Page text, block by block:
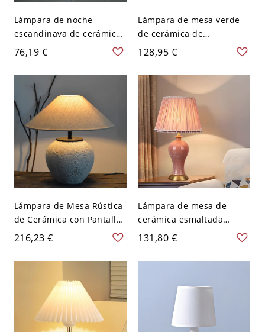
Lámpara de noche
escandinava de cerámica
con pantalla de tela suave
para dormitorio y nursery
- Rojo 110 A 120 V 31,75
76,19 €
Lámpara de mesa verde
de cerámica de
inspiración vintage con
pantalla plisada para
mesita de noche y sala de
estar - 110 A 120 V Verde
claro Con encaje
128,95 €
Lámpara de Mesa Rústica
de Cerámica con Pantalla
de Lino Cónica para
Iluminación Ambiental -
110 A 120 V Blanco
216,23 €
Lámpara de mesa de
cerámica esmaltada
elegante con pantalla de
tela plisada y base dorada
- Rosa Rosa 110 A 120 V
131,80 €